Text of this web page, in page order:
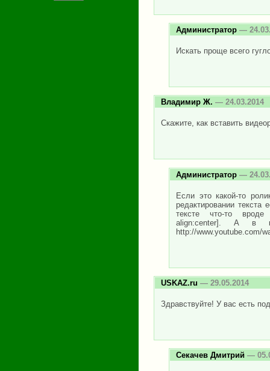
Администратор —
Искать проще всего
Владимир Ж. — 24.03.2014
Скажите, как вставить
Администратор —
Если это какой-то
редактировании
тексте что-то вроде
align:center]. А в
http://www.youtube.com/
USKAZ.ru — 29.05.2014
Здравствуйте! У вас есть
Секачев Дмитрий —